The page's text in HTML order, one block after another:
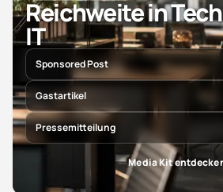
Reichweite in
IT
Sponsored Post
Gastartikel
Pressemitteilung
Media Kit